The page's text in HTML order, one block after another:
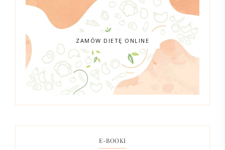
ZAMÓW DIETĘ ONLINE
E-BOOKI